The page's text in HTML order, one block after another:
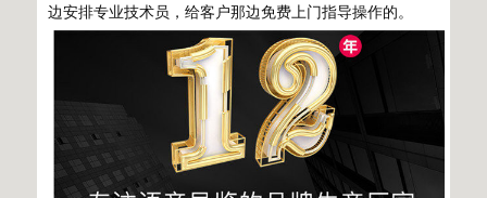
边安排专业技术员，给客户那边免费上门指导操作的。